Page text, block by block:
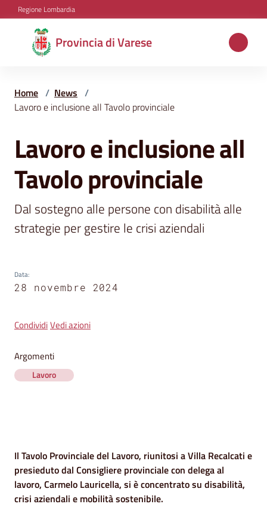
Vai al contenuto
Vai alla navigazione
Vai al footer
Regione Lombardia
Provincia di Varese
Provincia
di
tematiche
Amministrazione
Eventi
Seguici
Home / News /
Lavoro e inclusione all Tavolo provinciale
Salta al contenuto
Lavoro e inclusione all
Tavolo provinciale
Dal sostegno alle persone con disabilità alle
strategie per gestire le crisi aziendali
Data:
28 novembre 2024
CondividiVedi azioni
Argomenti
Lavoro
Contenuto
Il Tavolo Provinciale del Lavoro, riunitosi a Villa Recalcati e
presieduto dal Consigliere provinciale con delega al
lavoro, Carmelo Lauricella, si è concentrato su disabilità,
crisi aziendali e mobilità sostenibile.